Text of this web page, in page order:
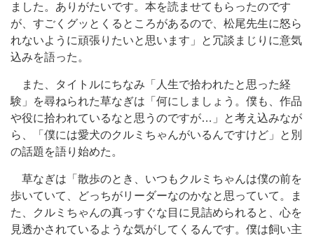
ました。ありがたいです。本を読ませてもらったのです
が、すごくグッとくるところがあるので、松尾先生に怒ら
れないように頑張りたいと思います」と冗談まじりに意気
込みを語った。
また、タイトルにちなみ「人生で拾われたと思った経
験」を尋ねられた草なぎは「何にしましょう。僕も、作品
や役に拾われているなと思うのですが…」と考え込みなが
ら、「僕には愛犬のクルミちゃんがいるんですけど」と別
の話題を語り始めた。
草なぎは「散歩のとき、いつもクルミちゃんは僕の前を
歩いていて、どっちがリーダーなのかなと思っていて。ま
た、クルミちゃんの真っすぐな目に見詰められると、心を
見透かされているような気がしてくるんです。僕は飼い主